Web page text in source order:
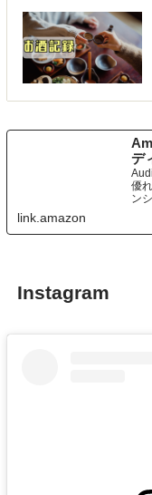
デ
優
ン
link.amazon
Instagram